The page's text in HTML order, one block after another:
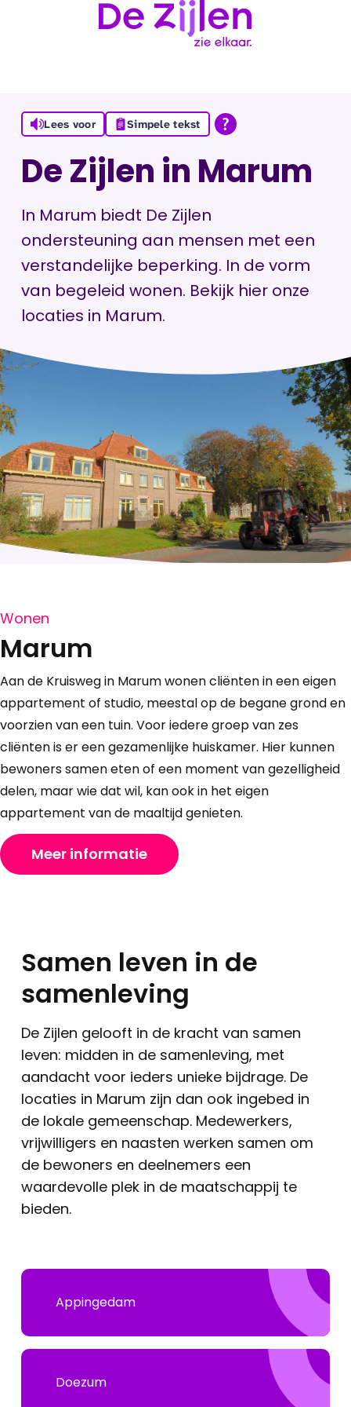
Lees voor Simpele tekst
De Zijlen in Marum
In Marum biedt De Zijlen
ondersteuning aan mensen met een
verstandelijke beperking. In de vorm
van begeleid wonen. Bekijk hier onze
locaties in Marum.
Wonen
Marum
Aan de Kruisweg in Marum wonen cliënten in een eigen
appartement of studio, meestal op de begane grond en
voorzien van een tuin. Voor iedere groep van zes
cliënten is er een gezamenlijke huiskamer. Hier kunnen
bewoners samen eten of een moment van gezelligheid
delen, maar wie dat wil, kan ook in het eigen
appartement van de maaltijd genieten.
Meer informatie
Samen leven in de
samenleving
De Zijlen gelooft in de kracht van samen
leven: midden in de samenleving, met
aandacht voor ieders unieke bijdrage. De
locaties in Marum zijn dan ook ingebed in
de lokale gemeenschap. Medewerkers,
vrijwilligers en naasten werken samen om
de bewoners en deelnemers een
waardevolle plek in de maatschappij te
bieden.
Appingedam
Doezum